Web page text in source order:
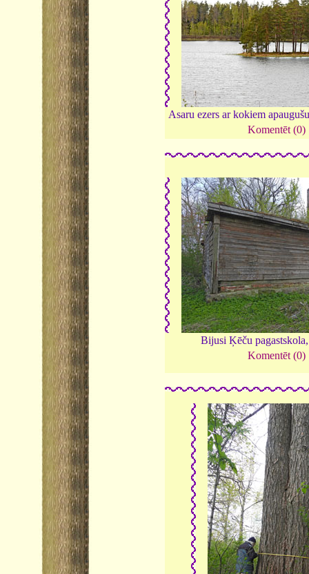
Asaru ezers ar kokiem
Komentēt (0)
Bijusi Ķēču
Komentēt (0)